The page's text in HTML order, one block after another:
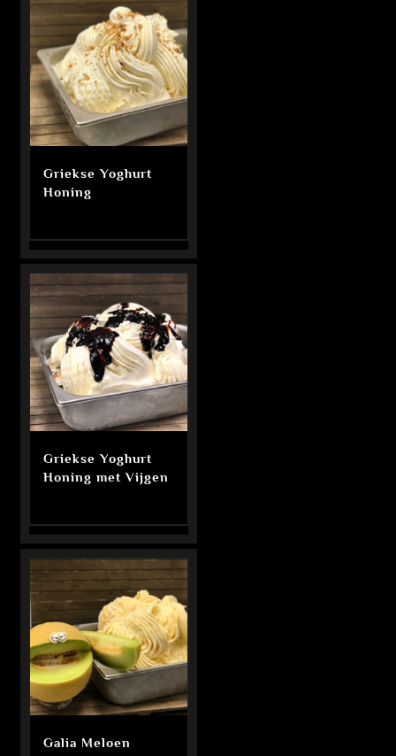
Griekse Yoghurt
Honing
Griekse Yoghurt
Honing met Vijgen
Galia Meloen